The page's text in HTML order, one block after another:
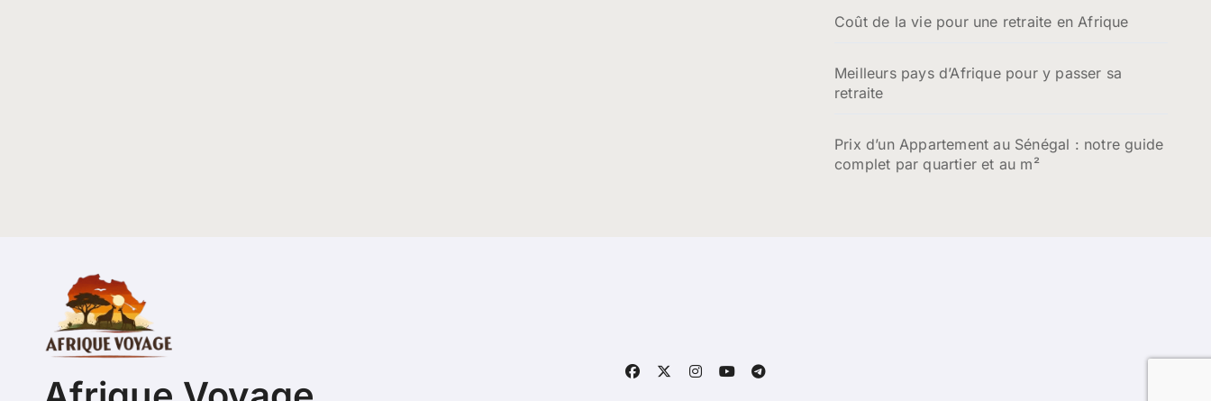
Coût de la vie pour une retraite en Afrique
Meilleurs pays d’Afrique pour y passer sa
retraite
Prix d’un Appartement au Sénégal : notre guide
complet par quartier et au m²